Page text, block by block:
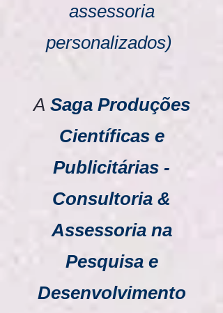
assessoria
personalizados)
A Saga Produções
Científicas e
Publicitárias -
Consultoria &
Assessoria na
Pesquisa e
Desenvolvimento